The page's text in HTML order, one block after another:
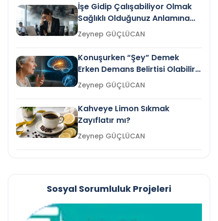
İşe Gidip Çalışabiliyor Olmak
Sağlıklı Olduğunuz Anlamına
Gelir mi?Zeynep GÜÇLÜCAN
Konuşurken “Şey” Demek
Erken Demans Belirtisi Olabilir
mi?
Zeynep GÜÇLÜCAN
Kahveye Limon Sıkmak
Zayıflatır mı?
Zeynep GÜÇLÜCAN
Sosyal Sorumluluk Projeleri